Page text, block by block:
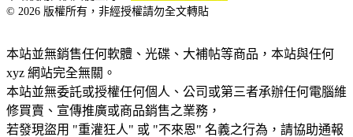
© 2026 版權所有，非經授權請勿全文轉貼
本站並無銷售任何軟體、光碟、大補帖等商品，本站與任何
xyz 網站完全無關。
本站並無委託或授權任何個人、公司或第三者承辦任何電腦維
修買賣、宣傳推廣或商品銷售之業務，
若發現盜用 "重灌狂人" 或 "不來恩" 名義之行為，請協助通報